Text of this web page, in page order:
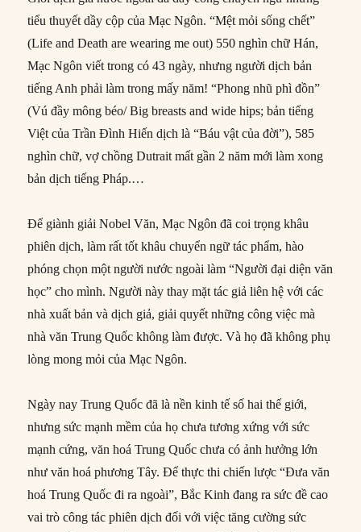
tiểu thuyết dầy cộp của Mạc Ngôn. “Mệt mỏi sống chết”
(Life and Death are wearing me out) 550 nghìn chữ Hán,
Mạc Ngôn viết trong có 43 ngày, nhưng người dịch bản
tiếng Anh phải làm trong mấy năm! “Phong nhũ phì đồn”
(Vú đầy mông béo/ Big breasts and wide hips; bản tiếng
Việt của Trần Đình Hiến dịch là “Báu vật của đời”), 585
nghìn chữ, vợ chồng Dutrait mất gần 2 năm mới làm xong
bản dịch tiếng Pháp.…
Để giành giải Nobel Văn, Mạc Ngôn đã coi trọng khâu
phiên dịch, làm rất tốt khâu chuyển ngữ tác phẩm, hào
phóng chọn một người nước ngoài làm “Người đại diện văn
học” cho mình. Người này thay mặt tác giả liên hệ với các
nhà xuất bản và dịch giả, giải quyết những công việc mà
nhà văn Trung Quốc không làm được. Và họ đã không phụ
lòng mong mỏi của Mạc Ngôn.
Ngày nay Trung Quốc đã là nền kinh tế số hai thế giới,
nhưng sức mạnh mềm của họ chưa tương xứng với sức
mạnh cứng, văn hoá Trung Quốc chưa có ảnh hưởng lớn
như văn hoá phương Tây. Để thực thi chiến lược “Đưa văn
hoá Trung Quốc đi ra ngoài”, Bắc Kinh đang ra sức đề cao
vai trò công tác phiên dịch đối với việc tăng cường sức